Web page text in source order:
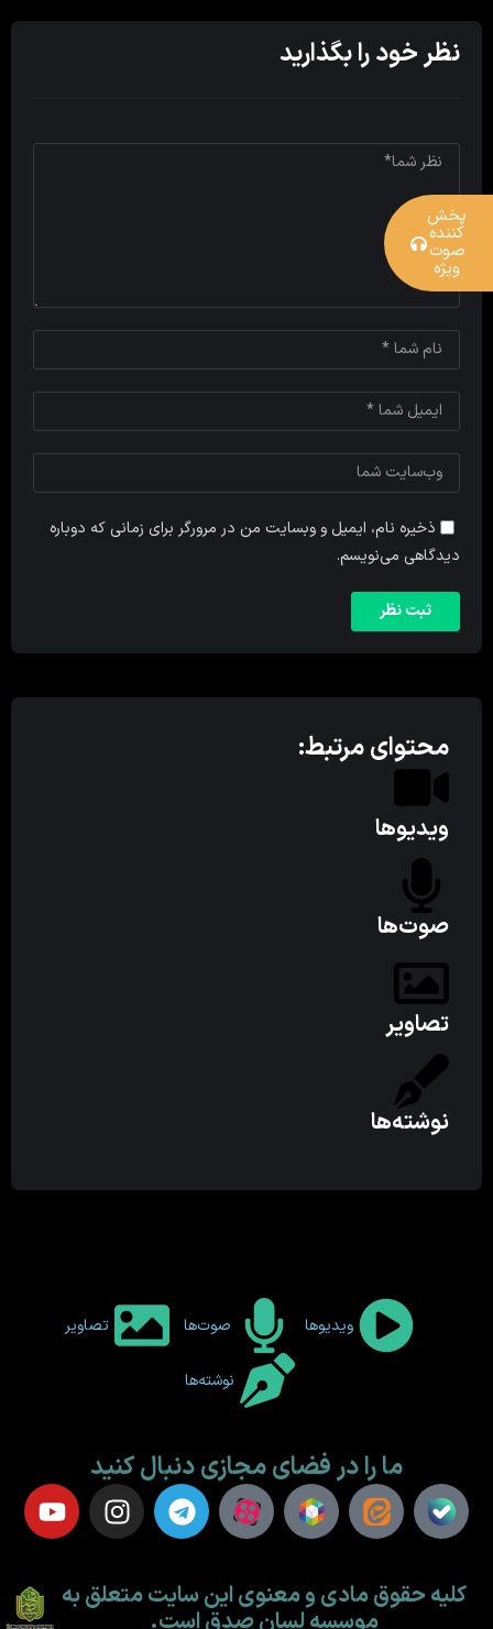
نظر خود را بگذارید
ذخیره نام، ایمیل و وبسایت من در مرورگر برای زمانی که دوباره
دیدگاهی می‌نویسم.
محتوای مرتبط:
ویدیوها
صوت‌ها
تصاویر
نوشته‌ها
ویدیوها صوت‌ها تصاویر
نوشته‌ها
ما را در فضای مجازی دنبال کنید
کلیه حقوق مادی و معنوی این سایت متعلق به
پخش
کننده
صوت
ویژه